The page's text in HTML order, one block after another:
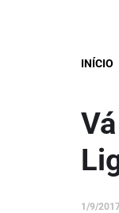
INÍCIO
1/9/